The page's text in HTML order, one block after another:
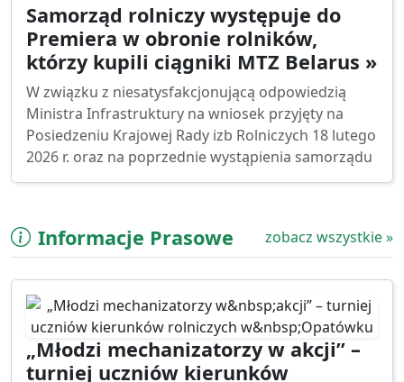
Samorząd rolniczy występuje do
Premiera w obronie rolników,
którzy kupili ciągniki MTZ Belarus »
W związku z niesatysfakcjonującą odpowiedzią
Ministra Infrastruktury na wniosek przyjęty na
Posiedzeniu Krajowej Rady izb Rolniczych 18 lutego
2026 r. oraz na poprzednie wystąpienia samorządu
Informacje Prasowe zobacz wszystkie »
„Młodzi mechanizatorzy w akcji” –
turniej uczniów kierunków